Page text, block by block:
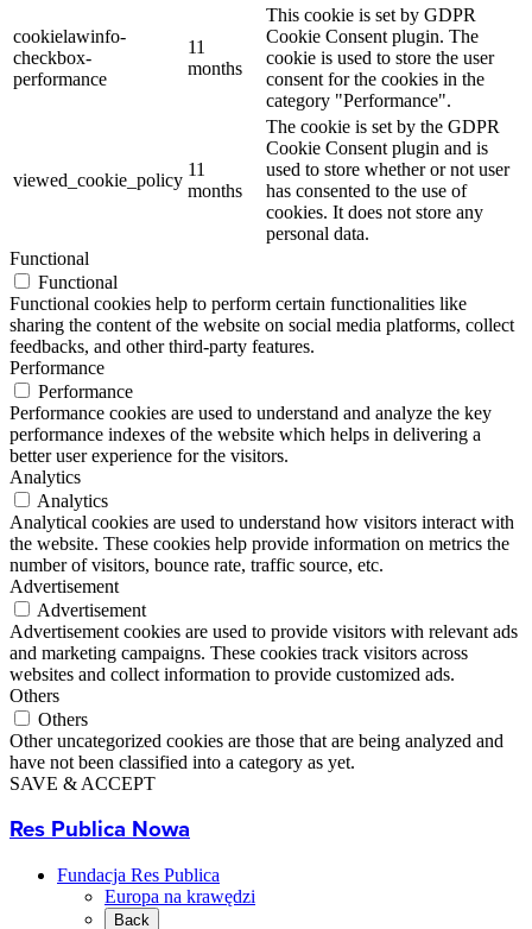
cookielawinfo-
checkbox-
performance
11
months
This cookie is set by GDPR
Cookie Consent plugin. The
cookie is used to store the user
consent for the cookies in the
category "Performance".
viewed_cookie_policy
11
months
The cookie is set by the GDPR
Cookie Consent plugin and is
used to store whether or not user
has consented to the use of
cookies. It does not store any
personal data.
Functional
Functional
Functional cookies help to perform certain functionalities like
sharing the content of the website on social media platforms, collect
feedbacks, and other third-party features.
Performance
Performance
Performance cookies are used to understand and analyze the key
performance indexes of the website which helps in delivering a
better user experience for the visitors.
Analytics
Analytics
Analytical cookies are used to understand how visitors interact with
the website. These cookies help provide information on metrics the
number of visitors, bounce rate, traffic source, etc.
Advertisement
Advertisement
Advertisement cookies are used to provide visitors with relevant ads
and marketing campaigns. These cookies track visitors across
websites and collect information to provide customized ads.
Others
Others
Other uncategorized cookies are those that are being analyzed and
have not been classified into a category as yet.
SAVE & ACCEPT
Res Publica Nowa
Fundacja Res Publica
Europa na krawędzi
Back